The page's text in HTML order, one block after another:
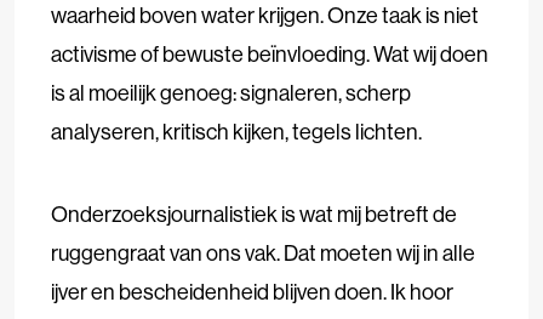
waarheid boven water krijgen. Onze taak is niet
activisme of bewuste beïnvloeding. Wat wij doen
is al moeilijk genoeg: signaleren, scherp
analyseren, kritisch kijken, tegels lichten.
Onderzoeksjournalistiek is wat mij betreft de
ruggengraat van ons vak. Dat moeten wij in alle
ijver en bescheidenheid blijven doen. Ik hoor